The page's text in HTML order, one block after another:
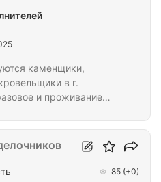
каменщики,
в г.
и проживание
85 (+0)